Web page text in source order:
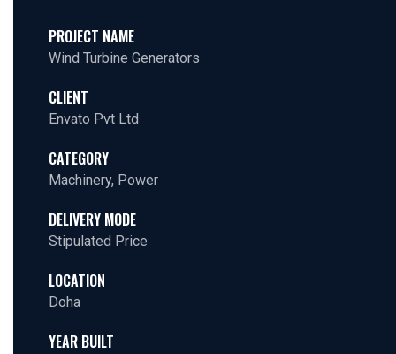
PROJECT NAME
Wind Turbine Generators
CLIENT
Envato Pvt Ltd
CATEGORY
Machinery, Power
DELIVERY MODE
Stipulated Price
LOCATION
Doha
YEAR BUILT